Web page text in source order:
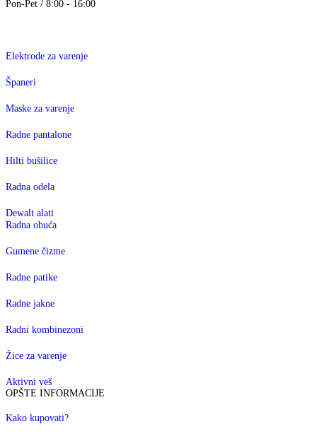
Pon-Pet / 8:00 - 16:00
Elektrode za varenje
Španeri
Maske za varenje
Radne pantalone
Hilti bušilice
Radna odela
Dewalt alati
Radna obuća
Gumene čizme
Radne patike
Radne jakne
Radni kombinezoni
Žice za varenje
Aktivni veš
OPŠTE INFORMACIJE
Kako kupovati?